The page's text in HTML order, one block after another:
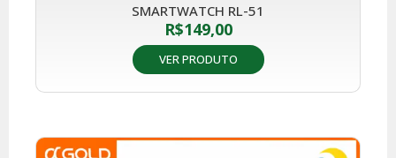
SMARTWATCH RL-51
R$149,00
VER PRODUTO